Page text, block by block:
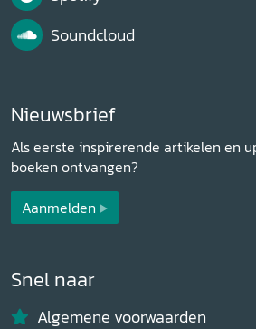
Soundcloud
Nieuwsbrief
Als eerste inspirerende artikelen en
boeken ontvangen?
Aanmelden
Snel naar
Algemene voorwaarden